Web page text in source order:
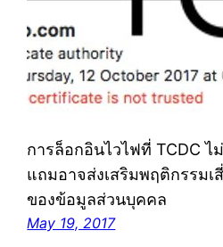
การล็อกอินไวไฟที่ TCDC ไ
แถมอาจส่งเสริมพฤติกรรม
ของข้อมูลส่วนบุคคล
May 19, 2017